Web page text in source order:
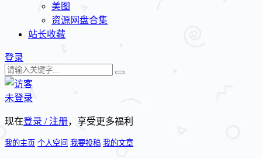
美图
资源网盘合集
站长收藏
登录
未登录
现在登录 / 注册，享受更多福利
我的主页 个人空间 我要投稿 我的文章